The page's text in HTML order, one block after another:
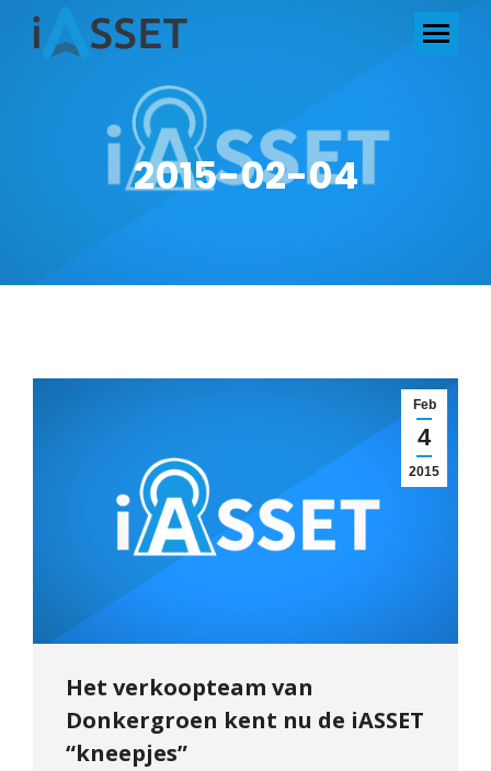
2015-02-04
Feb
4
2015
Het verkoopteam van
Donkergroen kent nu de iASSET
“kneepjes”